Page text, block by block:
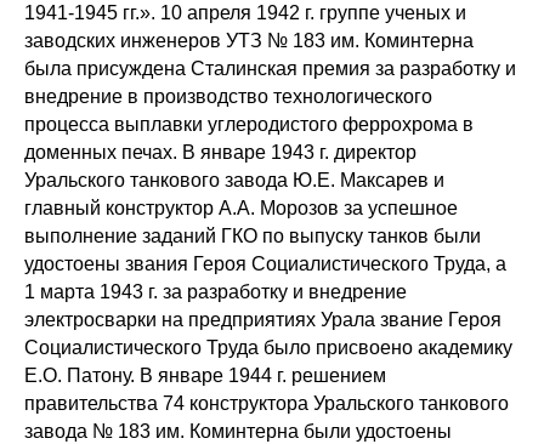
1941-1945 гг.». 10 апреля 1942 г. группе ученых и
заводских инженеров УТЗ № 183 им. Коминтерна
была присуждена Сталинская премия за разработку и
внедрение в производство технологического
процесса выплавки углеродистого феррохрома в
доменных печах. В январе 1943 г. директор
Уральского танкового завода Ю.Е. Максарев и
главный конструктор А.А. Морозов за успешное
выполнение заданий ГКО по выпуску танков были
удостоены звания Героя Социалистического Труда, а
1 марта 1943 г. за разработку и внедрение
электросварки на предприятиях Урала звание Героя
Социалистического Труда было присвоено академику
Е.О. Патону. В январе 1944 г. решением
правительства 74 конструктора Уральского танкового
завода № 183 им. Коминтерна были удостоены